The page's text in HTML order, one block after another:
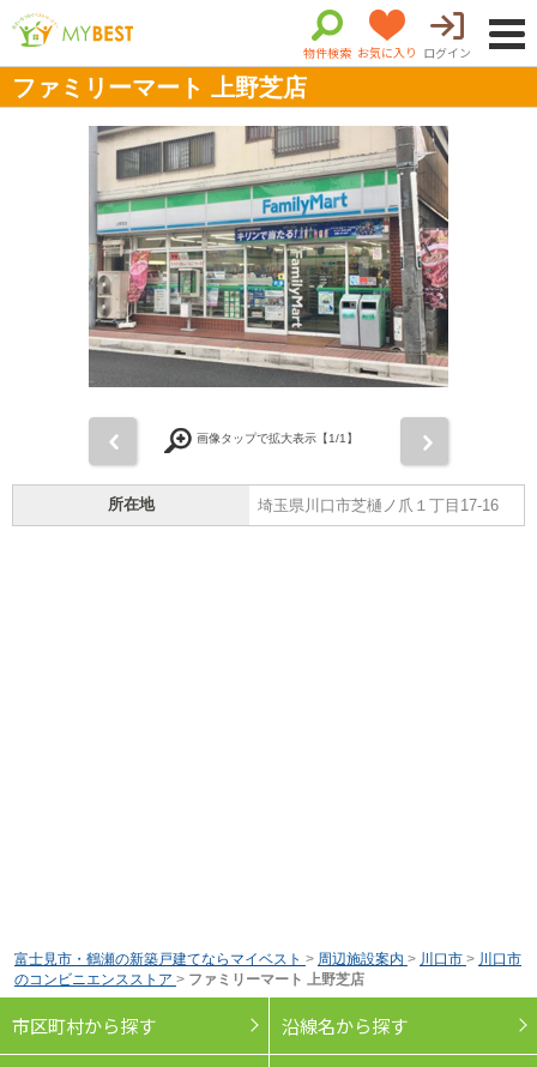
物件検索 お気に入り ログイン
ファミリーマート 上野芝店
画像タップで拡大表示【1/1】
所在地 埼玉県川口市芝樋ノ爪１丁目17-16
富士見市・鶴瀬の新築戸建てならマイベスト > 周辺施設案内 > 川口市 > 川口市
のコンビニエンスストア > ファミリーマート 上野芝店
市区町村から探す 沿線名から探す